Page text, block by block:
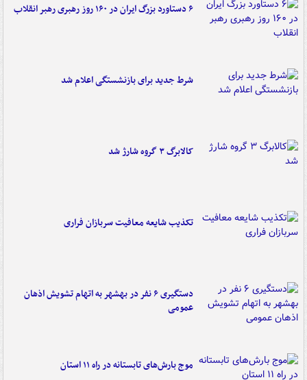
۶ دستاورد بزرگ ایران در ۱۶۰ روز رهبری رهبر انقلاب
شرط جدید برای بازنشستگی اعلام شد
کالابرگ ۳ گروه شارژ شد
تکذیب شایعه معافیت سربازان فراری
دستگیری ۶ نفر در بهشهر به اتهام تشویش اذهان
عمومی
موج بارش‌های تابستانه در راه ۱۱ استان